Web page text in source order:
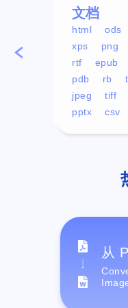
文档
html ods
xps
png
rtf
epub
pdb
rb
jpeg
tiff
pptx
csv
从